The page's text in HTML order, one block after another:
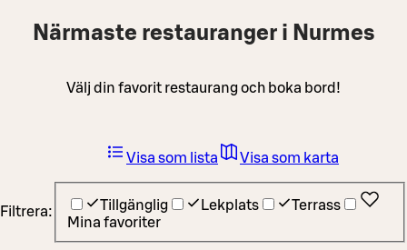
Närmaste restauranger i Nurmes
Välj din favorit restaurang och boka bord!
Filtrera: Tillgänglig Lekplats
Terrass
Mina favoriter
Visa som lista Visa som karta